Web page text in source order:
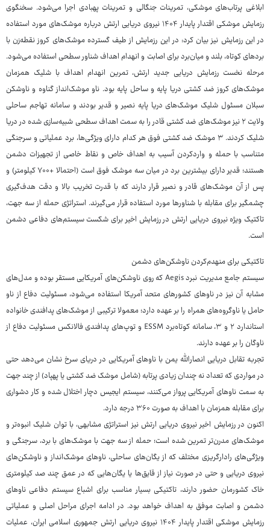
ابلاغی پرتاب‌های موشکی، تمرینات جنگالی و تمرینات پهبادی اجرا می‌شود. سخنگوی
رزمایش موشکی اقتدار پایدار ۱۴۰۴ نیروی دریایی ارتش درباره موشک‌های مورد استفاده
در این رزمایش نیز بیان کرد: در این رزمایش از طیف گسترده موشک‌های کروز نقطه‌زن با
بردهای کوتاه، بلند و میان‌برد برای اصابت و انهدام اهداف شناور سطحی استفاده می‌شود.
مرحله نخست رزمایش دریایی جدید ارتش، تمرین انهدام اهداف با شلیک همزمان
موشک‌های کروز ضد کشتی دریا پایه و ساحل پایه بود. ناو موشک‌انداز گناوه و ناوشکن
سبلان مسئول شلیک موشک‌های دریا پایه نصیر و قدیر بودند و سامانه تهاجم ساحلی
ولایت ۲ نیز موشک‌های ضد کشتی قادر را به سمت اهداف سطحی شبیه‌سازی شده در دریا
شلیک کردند. ۳ موشک ضد کشتی فوق هر کدام دارای ویژگی‌ها، برد عملیاتی و سرجنگی
متناسب با حمله و واردکردن آسیب به اهداف خاص و نقاط خاصی از تجهیزات دشمن
هستند؛ قدیر دارای بیشترین برد در میان سه موشک فوق است (احتمالا +۷۰۰ کیلومتر) و
پس از آن موشک‌های قادر و نصیر قرار دارند که با قدرت تخریب بالا و دقت هدف‌گیری
چشمگیر برای مقابله با شناورها مورد استفاده قرار می‌گیرند. استراتژی حمله از سه جهت،
تاکتیک ویژه نیروی دریایی ارتش در رزمایش اخیر برای شکست سیستم‌های دفاعی دشمن
است.
تاکتیکی برای منهدم‌کردن ناوشکن‌های دشمن
سیستم جامع مدیریت نبرد Aegis که روی ناوشکن‌های آمریکایی مستقر بوده و مدل‌های
مشابه آن نیز در ناوهای کشورهای متحد آمریکا استفاده می‌شود، مسئولیت دفاع از ناو
حامل یا ناوگروه‌های همراه را بر عهده دارد؛ معمولا ترکیبی از موشک‌های پدافندی خانواده
استاندارد ۲ و ۳، سامانه کوتاه‌برد ESSM و توپ‌های پدافندی فالانکس مسئولیت دفاع از
ناوگان را بر عهده دارند.
تجربه تقابل دریایی انصارالله یمن با ناوهای آمریکایی در دریای سرخ نشان می‌دهد حتی
در مواردی که تعداد نه چندان زیادی پرتابه (شامل موشک ضد کشتی یا پهپاد) از چند جهت
به سمت ناوهای آمریکایی پرواز می‌کنند، سیستم ایجیس دچار اختلال شده و کار دشواری
برای مقابله همزمان با اهداف به صورت ۳۶۰ درجه دارد.
اکنون در رزمایش اخیر نیروی دریایی ارتش نیز استراتژی مشابهی، با توان شلیک انبوه‌تر و
موشک‌های مدرن‌تر تمرین شده است؛ حمله از سه جهت با موشک‌های با برد، سرجنگی و
ویژگی‌های رادارگریزی مختلف که از یگان‌های ساحلی، ناوهای موشک‌انداز و ناوشکن‌های
نیروی دریایی و حتی در صورت نیاز از قایق‌ها یا یگان‌هایی که در عمق چند صد کیلومتری
خاک کشورمان حضور دارند، تاکتیکی بسیار مناسب برای اشباع سیستم دفاعی ناوهای
دشمن و اصابت موفق به اهداف خواهد بود. در ادامه اجرای مراحل اصلی و عملیاتی
رزمایش موشکی اقتدار پایدار ۱۴۰۴ نیروی دریایی ارتش جمهوری اسلامی ایران، عملیات